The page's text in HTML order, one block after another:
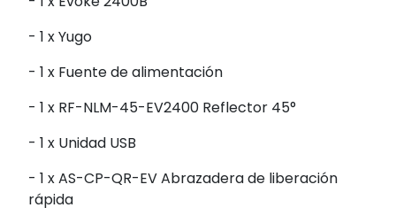
- 1 x Yugo
- 1 x Fuente de alimentación
- 1 x RF-NLM-45-EV2400 Reflector 45°
- 1 x Unidad USB
- 1 x AS-CP-QR-EV Abrazadera de liberación
rápida